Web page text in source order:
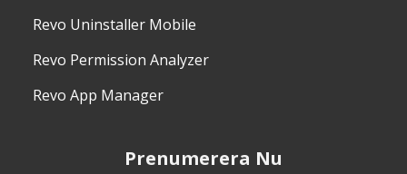
Revo Uninstaller Mobile
Revo Permission Analyzer
Revo App Manager
Prenumerera Nu